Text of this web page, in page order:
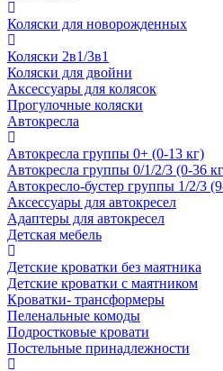
Коляски для новорожденных
Коляски 2в1/3в1
Коляски для двойни
Аксессуары для колясок
Прогулочные коляски
Автокресла
Автокресла группы 0+ (0-13 кг)
Автокресла группы 0/1/2/3 (0-36
Автокресло-бустер группы 1/2/3
Аксессуары для автокресел
Адаптеры для автокресел
Детская мебель
Детские кроватки без маятника
Детские кроватки с маятником
Кроватки- трансформеры
Пеленальные комоды
Подростковые кровати
Постельные принадлежности